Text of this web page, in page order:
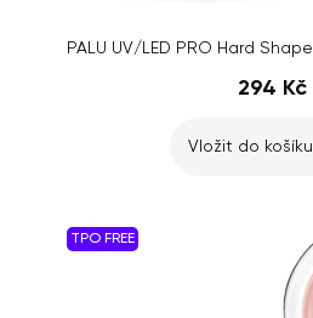
294 Kč
Vložit do košíku
TPO FREE